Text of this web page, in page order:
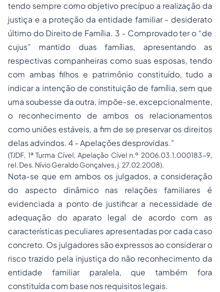
tendo sempre como objetivo precípuo a realização da
justiça e a proteção da entidade familiar - desiderato
último do Direito de Família. 3 - Comprovado ter o “de
cujus” mantido duas famílias, apresentando as
respectivas companheiras como suas esposas, tendo
com ambas filhos e patrimônio constituído, tudo a
indicar a intenção de constituição de família, sem que
uma soubesse da outra, impõe-se, excepcionalmente,
o reconhecimento de ambos os relacionamentos
como uniões estáveis, a fim de se preservar os direitos
delas advindos. 4 - Apelações desprovidas.”
(TJDF, 1ª Turma Cível, Apelação Cível n.º 2006.03.1.000183-9,
rel. Des. Nívio Geraldo Gonçalves, j. 27.02.2008).
Nota-se que em ambos os julgados, a consideração
do aspecto dinâmico nas relações familiares é
evidenciada a ponto de justificar a necessidade de
adequação do aparato legal de acordo com as
características peculiares apresentadas por cada caso
concreto. Os julgadores são expressos ao considerar o
risco trazido pela injustiça do não reconhecimento da
entidade familiar paralela, que também fora
constituída com base nos requisitos legais.